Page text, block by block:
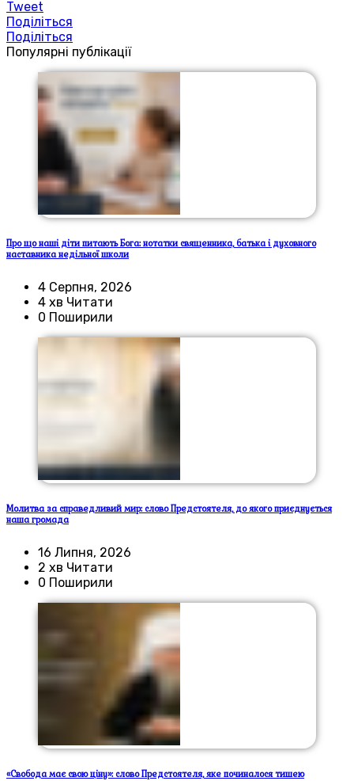
Tweet
Поділіться
Поділіться
Популярні публікації
Про що наші діти питають Бога: нотатки священника, батька і духовного
наставника недільної школи
4 Серпня, 2026
4 хв Читати
0 Поширили
Молитва за справедливий мир: слово Предстоятеля, до якого приєднується
наша громада
16 Липня, 2026
2 хв Читати
0 Поширили
«Свобода має свою ціну»: слово Предстоятеля, яке починалося тишею